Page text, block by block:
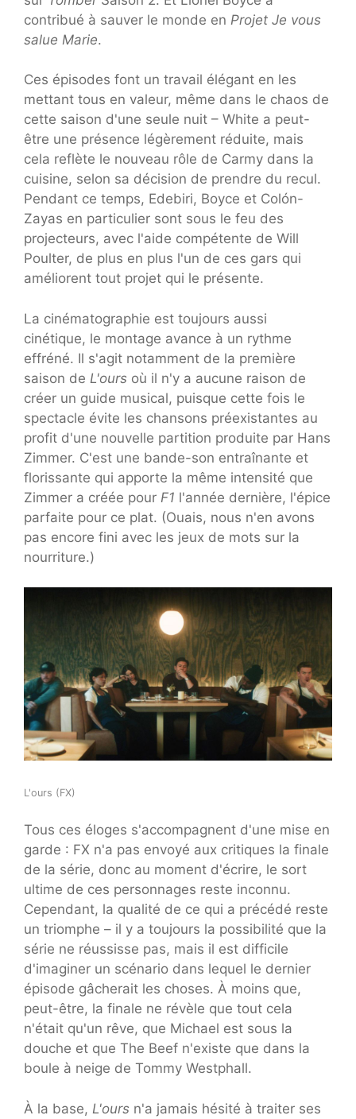
contribué à sauver le monde en Projet Je vous
salue Marie.
Ces épisodes font un travail élégant en les
mettant tous en valeur, même dans le chaos de
cette saison d'une seule nuit – White a peut-
être une présence légèrement réduite, mais
cela reflète le nouveau rôle de Carmy dans la
cuisine, selon sa décision de prendre du recul.
Pendant ce temps, Edebiri, Boyce et Colón-
Zayas en particulier sont sous le feu des
projecteurs, avec l'aide compétente de Will
Poulter, de plus en plus l'un de ces gars qui
améliorent tout projet qui le présente.
La cinématographie est toujours aussi
cinétique, le montage avance à un rythme
effréné. Il s'agit notamment de la première
saison de L'ours où il n'y a aucune raison de
créer un guide musical, puisque cette fois le
spectacle évite les chansons préexistantes au
profit d'une nouvelle partition produite par Hans
Zimmer. C'est une bande-son entraînante et
florissante qui apporte la même intensité que
Zimmer a créée pour F1 l'année dernière, l'épice
parfaite pour ce plat. (Ouais, nous n'en avons
pas encore fini avec les jeux de mots sur la
nourriture.)
L'ours (FX)
Tous ces éloges s'accompagnent d'une mise en
garde : FX n'a ​​pas envoyé aux critiques la finale
de la série, donc au moment d'écrire, le sort
ultime de ces personnages reste inconnu.
Cependant, la qualité de ce qui a précédé reste
un triomphe – il y a toujours la possibilité que la
série ne réussisse pas, mais il est difficile
d'imaginer un scénario dans lequel le dernier
épisode gâcherait les choses. À moins que,
peut-être, la finale ne révèle que tout cela
n'était qu'un rêve, que Michael est sous la
douche et que The Beef n'existe que dans la
boule à neige de Tommy Westphall.
À la base, L'ours n'a jamais hésité à traiter ses